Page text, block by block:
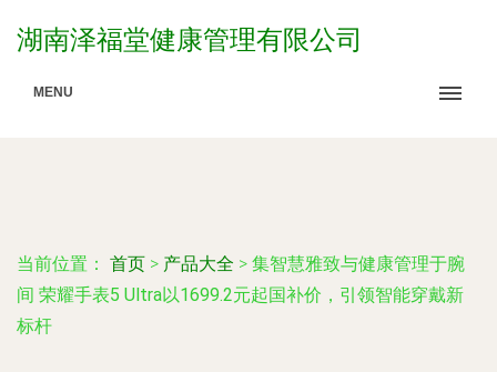
湖南泽福堂健康管理有限公司
MENU
当前位置： 首页 > 产品大全 > 集智慧雅致与健康管理于腕
间 荣耀手表5 Ultra以1699.2元起国补价，引领智能穿戴新
标杆